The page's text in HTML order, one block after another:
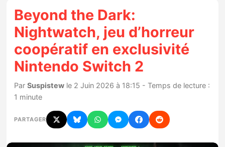
Actualités
Jeux
Hardware
Mises à jour
Chiffres de ventes
Rumeurs
Beyond the Dark:
Nightwatch, jeu d’horreur
coopératif en exclusivité
Nintendo Switch 2
ParSuspistew le 2 Juin 2026 à 18:15 - Temps de lecture :
1 minute
PARTAGER